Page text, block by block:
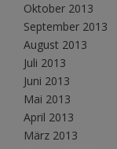
Oktober 2013
September 2013
August 2013
Juli 2013
Juni 2013
Mai 2013
April 2013
März 2013